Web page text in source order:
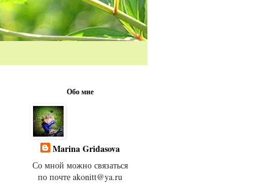
Обо мне
Marina Gridasova
Со мной можно связаться
по почте akonitt@ya.ru